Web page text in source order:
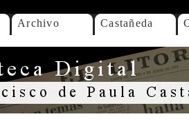
Archivo Castañeda